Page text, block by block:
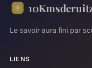
Le savoir aura fini par
LIENS